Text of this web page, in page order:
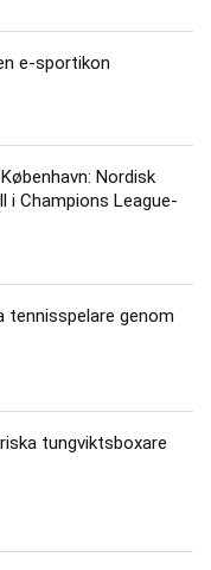
e-sportikon
Nordisk
i Champions League-
tennisspelare genom
tungviktsboxare